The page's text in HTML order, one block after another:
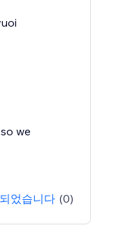
we
었습니다 (0)